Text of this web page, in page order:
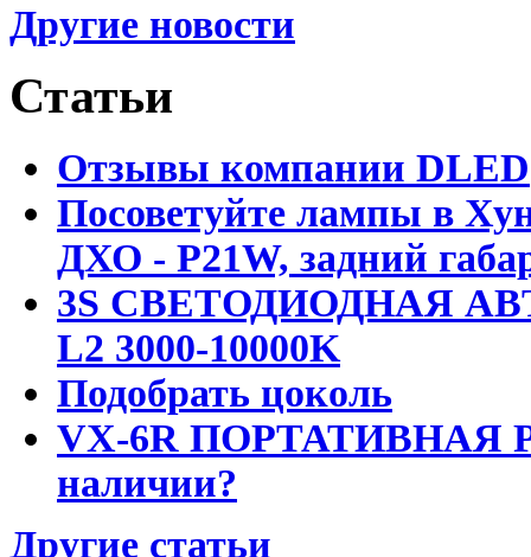
Другие новости
Статьи
Отзывы компании DLED
Посоветуйте лампы в
ДХО - P21W, задний
3S СВЕТОДИОДНАЯ
L2 3000-10000K
Подобрать цоколь
VX-6R ПОРТАТИВНАЯ
наличии?
Другие статьи